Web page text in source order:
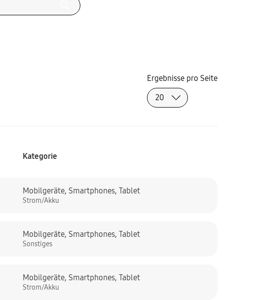
Ergebnisse pro Seite
Kategorie
Mobilgeräte,Smartphones,Tablet
Strom/Akku
Mobilgeräte,Smartphones,Tablet
Sonstiges
Mobilgeräte,Smartphones,Tablet
Strom/Akku